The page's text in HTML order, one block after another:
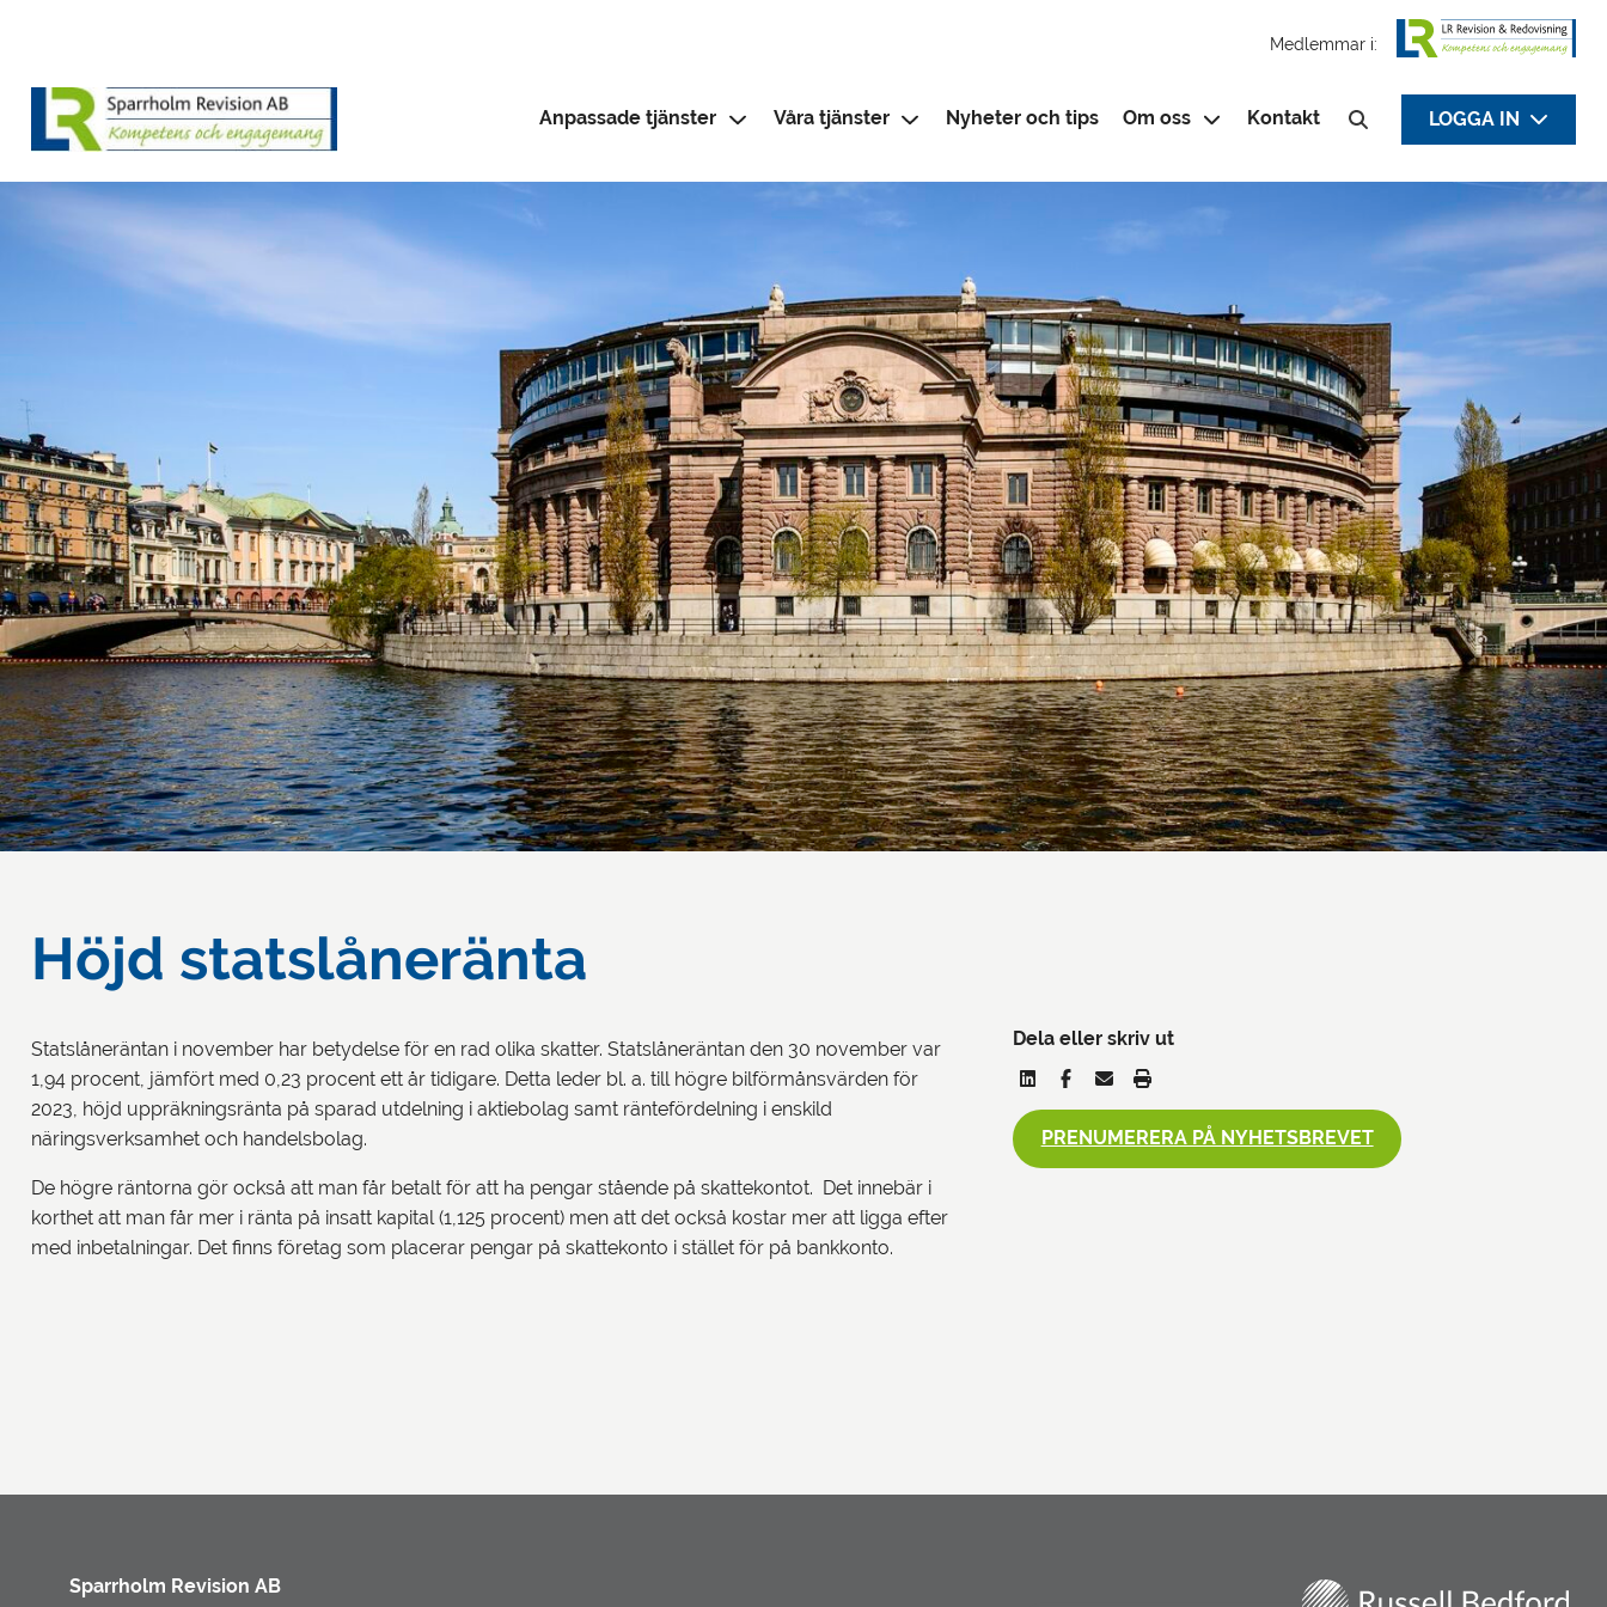
Medlemmar i:
Anpassade tjänster Våra tjänster Nyheter och tips Om oss Kontakt
Sök efter:
LOGGA IN
Höjd statslåneränta
Statslåneräntan i november har betydelse för en rad olika skatter. Statslåneräntan den 30 november var
1,94 procent, jämfört med 0,23 procent ett år tidigare. Detta leder bl. a. till högre bilförmånsvärden för
2023, höjd uppräkningsränta på sparad utdelning i aktiebolag samt räntefördelning i enskild
näringsverksamhet och handelsbolag.
De högre räntorna gör också att man får betalt för att ha pengar stående på skattekontot. Det innebär i
korthet att man får mer i ränta på insatt kapital (1,125 procent) men att det också kostar mer att ligga efter
med inbetalningar. Det finns företag som placerar pengar på skattekonto i stället för på bankkonto.
Dela eller skriv ut
PRENUMERERA PÅ NYHETSBREVET
Sparrholm Revision AB